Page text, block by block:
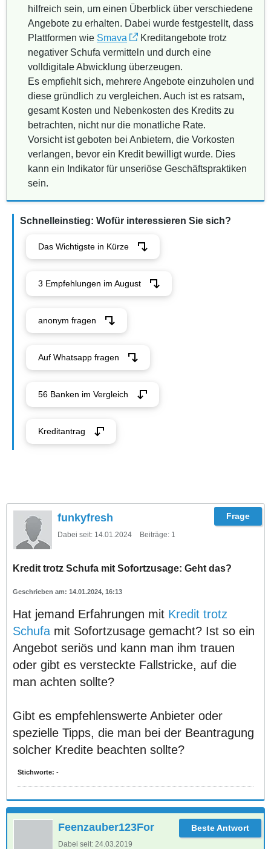
hilfreich sein, um einen Überblick über verschiedene
Angebote zu erhalten. Dabei wurde festgestellt, dass
Plattformen wie Smava
Kreditangebote trotz
negativer Schufa vermitteln und durch eine
volldigitale Abwicklung überzeugen.
Es empfiehlt sich, mehrere Angebote einzuholen und
diese gründlich zu vergleichen. Auch ist es ratsam,
gesamt Kosten und Nebenkosten des Kredits zu
betrachten, nicht nur die monatliche Rate.
Vorsicht ist geboten bei Anbietern, die Vorkosten
verlangen, bevor ein Kredit bewilligt wurde. Dies
kann ein Indikator für unseriöse Geschäftspraktiken
sein.
Schnelleinstieg: Wofür interessieren Sie sich?
Das Wichtigste in Kürze
3 Empfehlungen im August
anonym fragen
Auf Whatsapp fragen
56 Banken im Vergleich
Kreditantrag
funkyfresh
Dabei seit: 14.01.2024 Beiträge: 1
Kredit trotz Schufa mit Sofortzusage: Geht das?
14.01.2024, 16:13
Hat jemand Erfahrungen mit Kredit trotz
Schufa mit Sofortzusage gemacht? Ist so ein
Angebot seriös und kann man ihm trauen
oder gibt es versteckte Fallstricke, auf die
man achten sollte?
Gibt es empfehlenswerte Anbieter oder
spezielle Tipps, die man bei der Beantragung
solcher Kredite beachten sollte?
Stichworte: -
Feenzauber123For
Dabei seit: 24.03.2019